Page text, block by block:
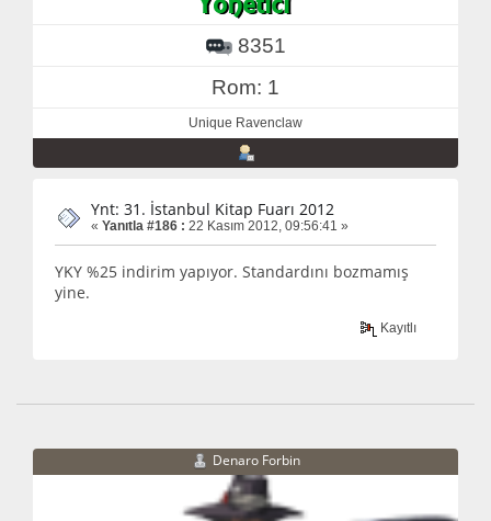
8351
Rom: 1
Unique Ravenclaw
Ynt: 31. İstanbul Kitap Fuarı 2012
« Yanıtla #186 : 22 Kasım 2012, 09:56:41 »
YKY %25 indirim yapıyor. Standardını bozmamış
yine.
Kayıtlı
Denaro Forbin